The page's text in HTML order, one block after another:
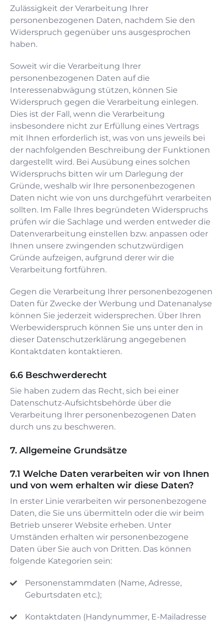
Zulässigkeit der Verarbeitung Ihrer
personenbezogenen Daten, nachdem Sie den
Widerspruch gegenüber uns ausgesprochen
haben.
Soweit wir die Verarbeitung Ihrer
personenbezogenen Daten auf die
Interessenabwägung stützen, können Sie
Widerspruch gegen die Verarbeitung einlegen.
Dies ist der Fall, wenn die Verarbeitung
insbesondere nicht zur Erfüllung eines Vertrags
mit Ihnen erforderlich ist, was von uns jeweils bei
der nachfolgenden Beschreibung der Funktionen
dargestellt wird. Bei Ausübung eines solchen
Widerspruchs bitten wir um Darlegung der
Gründe, weshalb wir Ihre personenbezogenen
Daten nicht wie von uns durchgeführt verarbeiten
sollten. Im Falle Ihres begründeten Widerspruchs
prüfen wir die Sachlage und werden entweder die
Datenverarbeitung einstellen bzw. anpassen oder
Ihnen unsere zwingenden schutzwürdigen
Gründe aufzeigen, aufgrund derer wir die
Verarbeitung fortführen.
Gegen die Verarbeitung Ihrer personenbezogenen
Daten für Zwecke der Werbung und Datenanalyse
können Sie jederzeit widersprechen. Über Ihren
Werbewiderspruch können Sie uns unter den in
dieser Datenschutzerklärung angegebenen
Kontaktdaten kontaktieren.
Beschwerderecht
Sie haben zudem das Recht, sich bei einer
Datenschutz-Aufsichtsbehörde über die
Verarbeitung Ihrer personenbezogenen Daten
durch uns zu beschweren.
Allgemeine Grundsätze
Welche Daten verarbeiten wir von Ihnen
und von wem erhalten wir diese Daten?
In erster Linie verarbeiten wir personenbezogene
Daten, die Sie uns übermitteln oder die wir beim
Betrieb unserer Website erheben. Unter
Umständen erhalten wir personenbezogene
Daten über Sie auch von Dritten. Das können
folgende Kategorien sein:
Personenstammdaten (Name, Adresse,
Geburtsdaten etc.);
Kontaktdaten (Handynummer, E-Mailadresse